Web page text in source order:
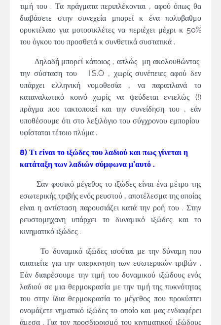
τιμή του . Τα πράγματα περιπλέκονται , αφού όπως θα
διαβάσετε στην συνεχεία μπορεί κ ένα πολυβαθμο
ορυκτέλαιο για μοτοσικλέτες να περιέχει μέχρι κ 50%
του όγκου του προσθετά κ συνθετικά συστατικά .
Δηλαδή μπορεί κάποιος , απλώς μη ακολουθώντας
την σύσταση του I.S.O , χωρίς συνέπειες αφού δεν
υπάρχει ελληνική νομοθεσία , να παραπλανά το
καταναλωτικό κοινό χωρίς να ψεύδεται εντελώς (!)
πράγμα που τακτοποιεί και την συνείδηση του , εάν
υποθέσουμε ότι στο λεξιλόγιο του σύγχρονου εμπορίου
υφίσταται τέτοιο πλύμα .
8) Τι είναι το ιξώδες του λαδιού και πως γίνεται η
κατάταξη των λαδιών σύμφωνα μ’αυτό .
Σαν φυσικό μέγεθος το ιξώδες είναι ένα μέτρο της
εσωτερικής τριβής ενός ρευστού , αποτέλεσμα της οποίας
είναι η αντίσταση παρουσιάζει κατά την ροή του . Στην
ρευστομηχανη υπάρχει το δυναμικό ιξώδες και το
κινηματικό ιξώδες .
Το δυναμικό ιξώδες ισούται με την δύναμη που
απαιτείτε για την υπερκινηση των εσωτερικών τριβών .
Εάν διαιρέσουμε την τιμή του δυναμικού ιξώδους ενός
λαδιού σε μια θερμοκρασία με την τιμή της πυκνότητας
του στην ίδια θερμοκρασία το μέγεθος που προκύπτει
ονομάζετε νηματικό ιξώδες το οποίο και μας ενδιαφέρει
άμεσα . Για τον προσδιορισμό του κινηματικού ιξώδους